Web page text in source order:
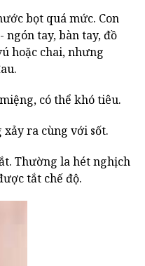
bọt quá mức. Con
ngón tay, bàn tay, đồ
hoặc chai, nhưng
có thể khó tiêu.
ra cùng với sốt.
Thường la hét nghịch
tắt chế độ.